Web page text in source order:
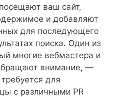
ваш сайт,
и добавляют
для последующего
поиска. Один из
многие вебмастера и
внимание, —
для
с различными PR